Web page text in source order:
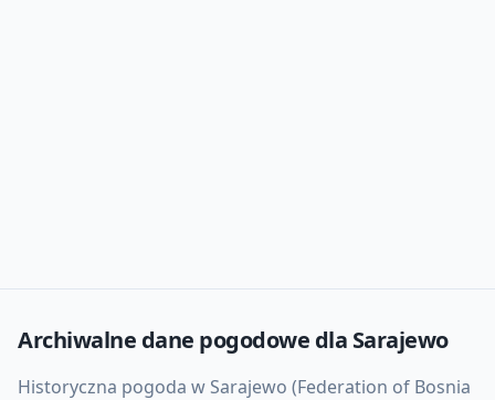
Archiwalne dane pogodowe dla Sarajewo
Historyczna pogoda w Sarajewo (Federation of Bosnia